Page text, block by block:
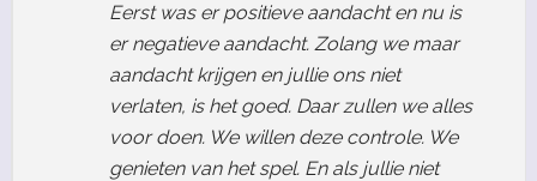
Eerst was er positieve aandacht en nu is
er negatieve aandacht. Zolang we maar
aandacht krijgen en jullie ons niet
verlaten, is het goed. Daar zullen we alles
voor doen. We willen deze controle. We
genieten van het spel. En als jullie niet